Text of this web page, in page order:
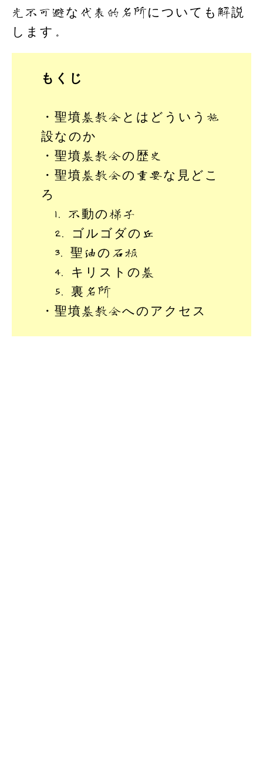
光不可避な代表的名所についても解説
します。
もくじ
・聖墳墓教会とはどういう施
設なのか
・聖墳墓教会の歴史
・聖墳墓教会の重要な見どこ
ろ
1. 不動の梯子
2. ゴルゴダの丘
3. 聖油の石板
4. キリストの墓
5. 裏名所
・聖墳墓教会へのアクセス